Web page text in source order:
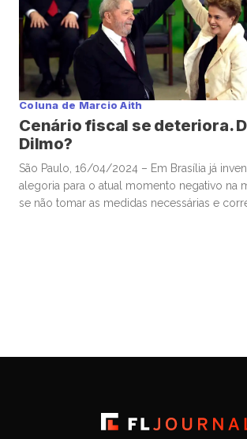
Coluna de Marcio Aith
Cenário fiscal se deteriora.
Dilmo?
São Paulo, 16/04/2024 – Em Brasília já
alegoria para o atual momento negativo na
se não tomar as medidas necessárias e